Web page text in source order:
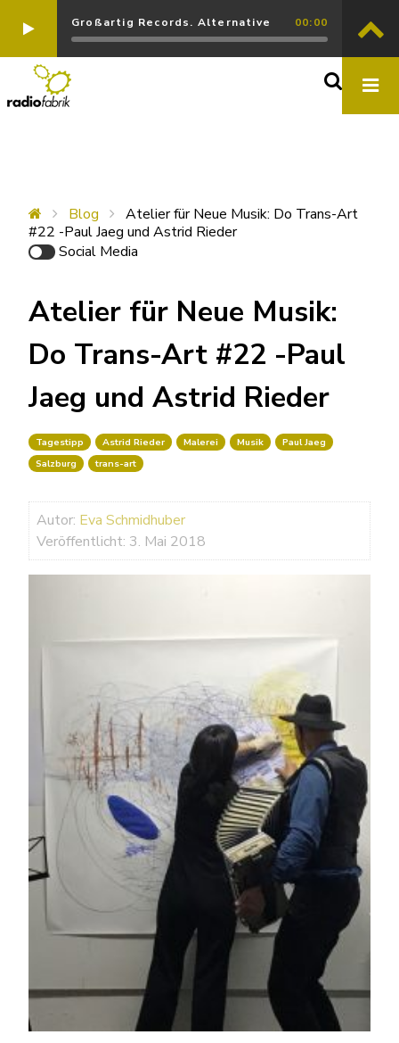
Großartig Records. Alternative 00:00
Blog
Atelier für Neue Musik: Do Trans-Art
#22 -Paul Jaeg und Astrid Rieder
Social Media
Atelier für Neue Musik:
Do Trans-Art #22 -Paul
Jaeg und Astrid Rieder
Tagestipp Astrid Rieder Malerei Musik
Paul Jaeg
Salzburg
trans-art
Autor: Eva Schmidhuber
Veröffentlicht: 3. Mai 2018